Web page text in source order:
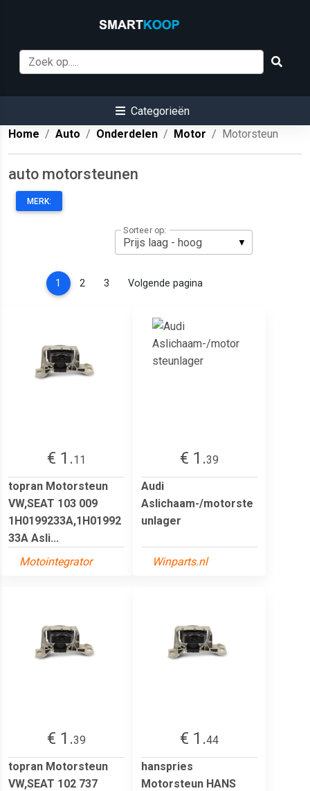
Categorieën
Home
Auto Onderdelen Motor Motorsteun
auto motorsteunen
MERK:
Sorteer op:
1 (current)
2 3 Volgende pagina
€ 1.11
topran Motorsteun
VW,SEAT 103 009
1H0199233A,1H01992
33A Asli...
Motointegrator
€ 1.39
Audi
Aslichaam-/motorste
unlager
Winparts.nl
€ 1.39
topran Motorsteun
VW,SEAT 102 737
€ 1.44
hanspries
Motorsteun HANS